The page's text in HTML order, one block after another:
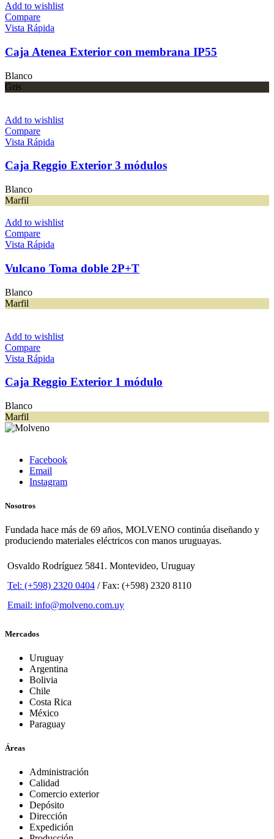
Add to wishlist
Compare
Vista Rápida
Caja Atenea Exterior con membrana IP55
Blanco
Gris
Add to wishlist
Compare
Vista Rápida
Caja Reggio Exterior 3 módulos
Blanco
Marfil
Add to wishlist
Compare
Vista Rápida
Vulcano Toma doble 2P+T
Blanco
Marfil
Add to wishlist
Compare
Vista Rápida
Caja Reggio Exterior 1 módulo
Blanco
Marfil
Facebook
Email
Instagram
Nosotros
Fundada hace más de 69 años, MOLVENO continúa diseñando y
produciendo materiales eléctricos con manos uruguayas.
Osvaldo Rodríguez 5841. Montevideo, Uruguay
Tel: (+598) 2320 0404 / Fax: (+598) 2320 8110
Email: info@molveno.com.uy
Mercados
Uruguay
Argentina
Bolivia
Chile
Costa Rica
México
Paraguay
Áreas
Administración
Calidad
Comercio exterior
Depósito
Dirección
Expedición